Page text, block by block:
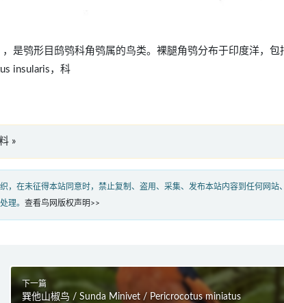
是鸮形目鸱鸮科角鸮属的鸟类。裸腿角鸮分布于印度洋，包
insularis，科
»
，在未征得本站同意时，禁止复制、盗用、采集、发布本站内容到任何网站
理。 查看鸟网版权声明>>
下一篇
巽他山椒鸟 / Sunda Minivet / Pericrocotus miniatus